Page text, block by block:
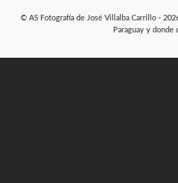
© A5 Fotografía de José Villalba Carrillo -
Paraguay y donde